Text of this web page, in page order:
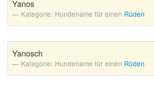
Yanos
Kategorie: Hundename für einen Rüden
Yanosch
Kategorie: Hundename für einen Rüden